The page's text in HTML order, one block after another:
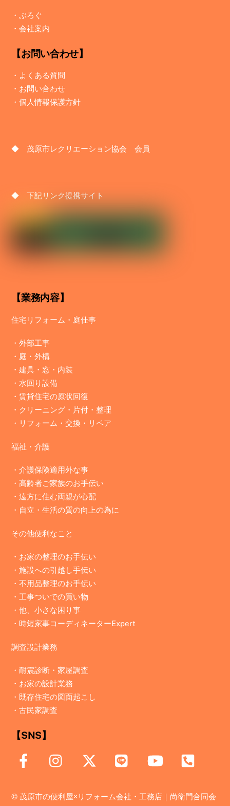
・ぶろぐ
・会社案内
【お問い合わせ】
・ よくある質問
・ お問い合わせ
・個人情報保護方針
◆ 茂原市レクリエーション協会 会員
◆ 下記リンク提携サイト
【業務内容】
住宅リフォーム・庭仕事
・外部工事
・ 庭・外構
・建具・窓・内装
・ 水回り設備
・賃貸住宅の原状回復
・ クリーニング・片付・整理
・ リフォーム・交換・リペア
福祉・介護
・介護保険適用外な事
・高齢者ご家族のお手伝い
・遠方に住む両親が心配
・自立・生活の質の向上の為に
その他便利なこと
・お家の整理のお手伝い
・施設への引越し手伝い
・不用品整理のお手伝い
・工事ついでの買い物
・他、小さな困り事
・時短家事コーディネーターExpert
調査設計業務
・耐震診断・家屋調査
・ お家の設計業務
・ 既存住宅の図面起こし
・古民家調査
【SNS】
© 茂原市の便利屋×リフォーム会社・工務店｜尚衛門合同会